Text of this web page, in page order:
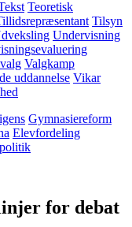
Teoretisk
Tilsyn
Undervisning
valg Valgkamp
uddannelse Vikar
Gymnasiereform
Elevfordeling
for debat